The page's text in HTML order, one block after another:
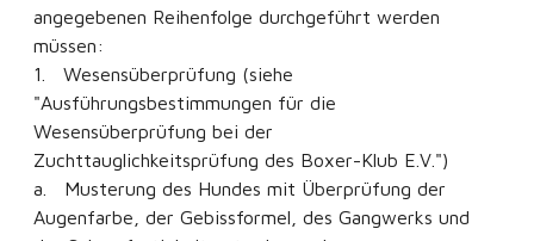
angegebenen Reihenfolge durchgeführt werden
müssen:
1. Wesensüberprüfung (siehe
"Ausführungsbestimmungen für die
Wesensüberprüfung bei der
Zuchttauglichkeitsprüfung des Boxer-Klub E.V.")
a. Musterung des Hundes mit Überprüfung der
Augenfarbe, der Gebissformel, des Gangwerks und